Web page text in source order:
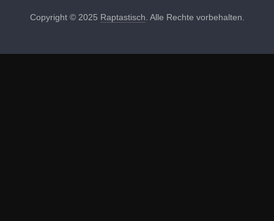
Copyright © 2025 Raptastisch . Alle Rechte vorbehalten.